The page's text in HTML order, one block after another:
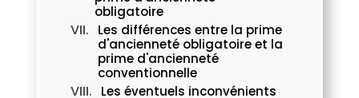
obligatoire
Les différences entre la prime
d'ancienneté obligatoire et la
prime d'ancienneté
conventionnelle
Les éventuels inconvénients